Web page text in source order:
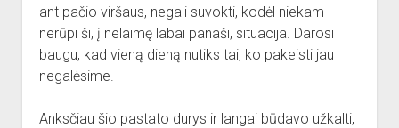
Bendruomenės
Sporto klubas
ant pačio viršaus, negali suvokti, kodėl niekam
nerūpi ši, į nelaimę labai panaši, situacija. Darosi
baugu, kad vieną dieną nutiks tai, ko pakeisti jau
negalėsime.
Anksčiau šio pastato durys ir langai būdavo užkalti,